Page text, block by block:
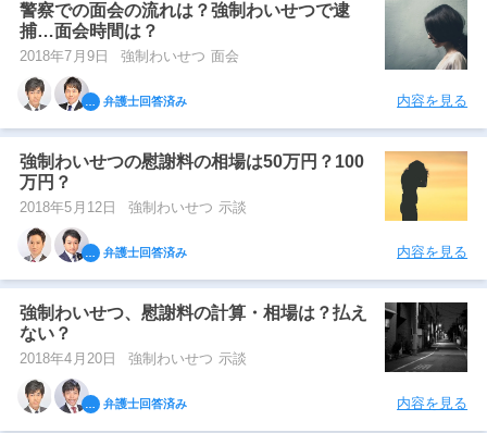
警察での面会の流れは？強制わいせつで逮
捕…面会時間は？
2018年7月9日 強制わいせつ 面会
弁護士回答済み 内容を見る
強制わいせつの慰謝料の相場は50万円？100
万円？
2018年5月12日 強制わいせつ 示談
弁護士回答済み 内容を見る
強制わいせつ、慰謝料の計算・相場は？払え
ない？
2018年4月20日 強制わいせつ 示談
弁護士回答済み 内容を見る